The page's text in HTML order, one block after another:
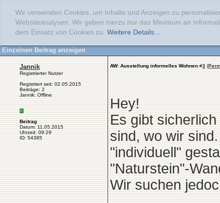
Wir verwenden Cookies, um Inhalte und Anzeigen zu
Websiteanalysen. Wir geben hierzu nur das Minimum an
dem Einsatz von Cookies zu. Weitere Details...
Einzelnen Beitrag anzeigen
Jannik
Registrierter Nutzer
Registriert seit: 02.05.2015
Beiträge: 2
Jannik: Offline
Beitrag
Datum: 11.05.2015
Uhrzeit: 09:29
ID: 54385
AW: Ausstellung informelles Wohnen #3 (
Hey!
Es gibt
sind, wo wir
"individuell"
"Naturstein"-
Wir suchen